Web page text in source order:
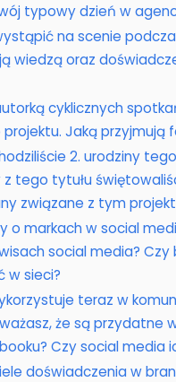
typowy dzień w
na scenie
wiedzą oraz
cyklicznych
Jaką przyjmują
2. urodziny
tego tytułu
związane z tym
o markach w social
social media?
w sieci?
teraz w
że są przydatne
Czy social media
doświadczenia w